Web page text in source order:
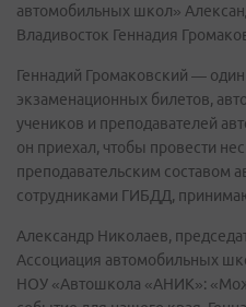
автомобильных школ»
Владивосток Геннадия
Геннадий Громаковский — один
экзаменационных билетов,
учеников и преподавателей
он приехал, чтобы провести
преподавательским составом
сотрудниками ГИБДД,
Александр Николаев,
Ассоциация автомобильных
НОУ «Автошкола «АНИК»: